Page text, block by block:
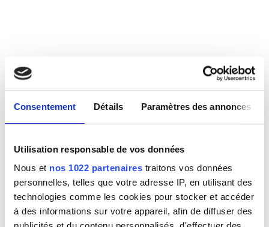
Consentement Détails Paramètres des annonces
Utilisation responsable de vos données
Nous et nos 1022 partenaires traitons vos données
personnelles, telles que votre adresse IP, en utilisant des
technologies comme les cookies pour stocker et accéder
à des informations sur votre appareil, afin de diffuser des